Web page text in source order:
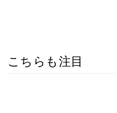
こちらも注目